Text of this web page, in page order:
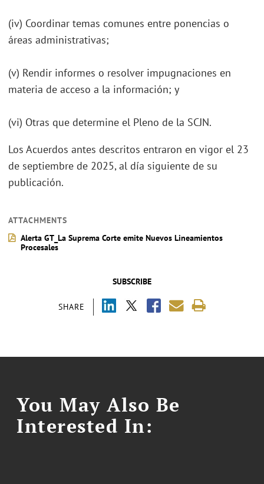
SUBSCRIBE
SHARE
(iv) Coordinar temas comunes entre ponencias o
áreas administrativas;
(v) Rendir informes o resolver impugnaciones en
materia de acceso a la información; y
(vi) Otras que determine el Pleno de la SCJN.
Los Acuerdos antes descritos entraron en vigor el 23
de septiembre de 2025, al día siguiente de su
publicación.
ATTACHMENTS
Alerta GT_La Suprema Corte emite Nuevos Lineamientos
Procesales
You May Also Be
Interested In: